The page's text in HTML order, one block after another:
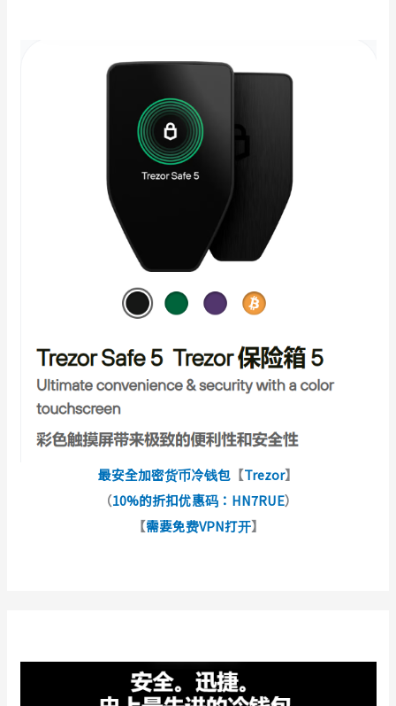
最安全加密货币冷钱包 【Trezor】
（10%的折扣优惠码：HN7RUE）
【需要免费VPN打开】